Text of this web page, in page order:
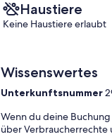
Haustiere
Keine Haustiere erlaubt
Wissenswertes
Unterkunftsnummer
Wenn du deine
über